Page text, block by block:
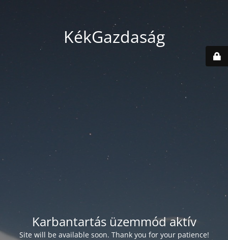
KékGazdaság
Karbantartás üzemmód aktív
Site will be available soon. Thank you for your patience!